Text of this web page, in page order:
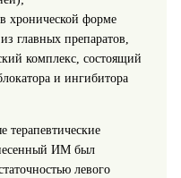
в хронической форме
главных препаратов,
комплекс, состоящий
и ингибитора
терапевтические
ИМ был
левого